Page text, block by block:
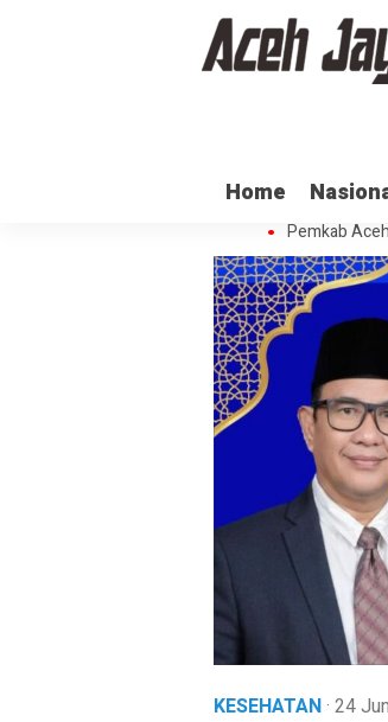
Home Ratusan
Dua
Pemkab
KESEHATAN· 24